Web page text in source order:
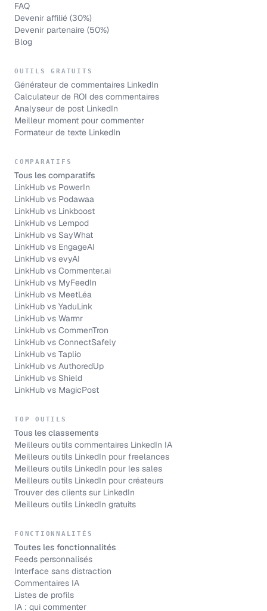
FAQ
Devenir affilié (30%)
Devenir partenaire (50%)
Blog
OUTILS GRATUITS
Générateur de commentaires LinkedIn
Calculateur de ROI des commentaires
Analyseur de post LinkedIn
Meilleur moment pour commenter
Formateur de texte LinkedIn
COMPARATIFS
Tous les comparatifs
LinkHub vs PowerIn
LinkHub vs Podawaa
LinkHub vs Linkboost
LinkHub vs Lempod
LinkHub vs SayWhat
LinkHub vs EngageAI
LinkHub vs evyAI
LinkHub vs Commenter.ai
LinkHub vs MyFeedIn
LinkHub vs MeetLéa
LinkHub vs YaduLink
LinkHub vs Warmr
LinkHub vs CommenTron
LinkHub vs ConnectSafely
LinkHub vs Taplio
LinkHub vs AuthoredUp
LinkHub vs Shield
LinkHub vs MagicPost
TOP OUTILS
Tous les classements
Meilleurs outils commentaires LinkedIn IA
Meilleurs outils LinkedIn pour freelances
Meilleurs outils LinkedIn pour les sales
Meilleurs outils LinkedIn pour créateurs
Trouver des clients sur LinkedIn
Meilleurs outils LinkedIn gratuits
FONCTIONNALITÉS
Toutes les fonctionnalités
Feeds personnalisés
Interface sans distraction
Commentaires IA
Listes de profils
IA : qui commenter